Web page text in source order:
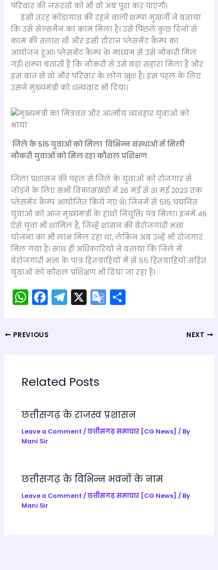
परिवार की जरूरतों को भी वो अब पूरा कर पाएगी।
इसी तरह कोंडागांव की रहने वाली शम्पा मुखर्जी ने बताया
कि उसे सेल्समैन का काम मिला है। उसे पिछले कुछ दिनों से
काम की तलाश थी और इसी दौरान प्लेसमेंट कैम्प का
आयोजन हुआ। प्लेसमेंट कैम्प के माध्यम से उसे नौकरी मिल
गई। शम्पा बताती है कि नौकरी से उसे बड़ा सहारा मिला है और
इस बात से वो और परिवार के लोग खुश है। इस पहल के लिए
उसने मुख्यमंत्री को धन्यवाद भी दिया।
जिले के 515 युवाओं को मिला विभिन्न संस्थाओं में मिली
नौकरी युवाओं को मिल रहा कौशल प्रशिक्षण
जिला प्रशासन की पहल से जिले के युवाओं को रोजगार से
जोड़ने के लिए सभी विकासखंडों में 26 मई से 31 मई 2023 तक
प्लेसमेंट कैम्प आयोजित किये गए थे। जिनमें से 515 चयनित
युवाओं को आज मुख्यमंत्री के हाथों नियुक्ति पत्र मिला। इनमें 46
ऐसे युवा भी शामिल है, जिन्हें शासन की बेरोजगारी भत्ता
योजना का भी लाभ मिल रहा था, लेकिन अब उन्हें भी रोजगार
मिल गया है। साथ ही अधिकारियों ने बताया कि जिले में
बेरोजगारी भत्ता के पात्र हितग्राहियों में से 55 हितग्राहियों सहित
युवाओं को कौशल प्रशिक्षण भी दिया जा रहा है।
W
h
a
ts
p
p
F
a
c
e
o
o
k
T
el
m
X G
o
n
sl
a
PREVIOUS NEXT
Related Posts
छत्तीसगढ़ के राजस्व प्रशासन
Leave a Comment /छत्तीसगढ़ समाचार [CG News] / By
Mani Sir
छत्तीसगढ़ के विभिन्न भवनों के नाम
Leave a Comment /छत्तीसगढ़ समाचार [CG News] / By
Mani Sir